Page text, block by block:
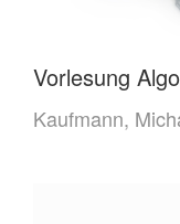
Vorlesung
Kaufmann,